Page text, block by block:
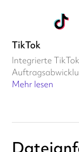
TikTok
Integrierte
Mehr lesen